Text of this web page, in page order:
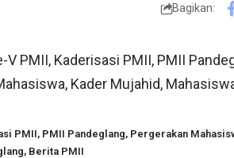
Bagikan:
PMII, PMII Pandeglang, Pergerakan
Berita PMII